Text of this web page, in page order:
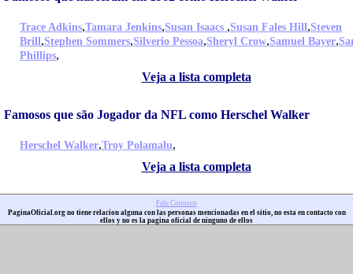
Trace Adkins,Tamara Jenkins,Susan Isaacs ,Susan Fales Hill,Steven
Brill,Stephen Sommers,Silverio Pessoa,Sheryl Crow,Samuel Bayer,
Phillips,
Veja a lista completa
Famosos que são Jogador da NFL como Herschel Walker
Herschel Walker,Troy Polamalu,
Veja a lista completa
Fale Conosco
PaginaOficial.org no tiene relacion alguna con las personas mencionadas en el sitio, no esta en contacto con
ellos y no es la pagina oficial de ninguno de ellos